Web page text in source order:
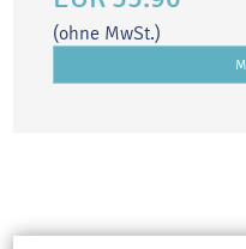
(ohne MwSt.)